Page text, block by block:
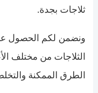
ثلاجات بجدة.
ونضمن لكم الحصول
الثلاجات من مختلف
الطرق الممكنة